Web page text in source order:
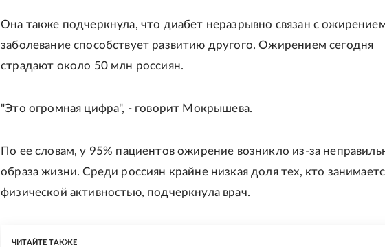
Она также подчеркнула, что диабет неразрывно связан с
заболевание способствует развитию другого. Ожирением сегодня
страдают около 50 млн россиян.
"Это огромная цифра", - говорит Мокрышева.
По ее словам, у 95% пациентов ожирение возникло из-за
образа жизни. Среди россиян крайне низкая доля тех, кто
физической активностью, подчеркнула врач.
ЧИТАЙТЕ ТАКЖЕ